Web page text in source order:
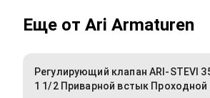
Еще от Ari Armaturen
Регулирующий клапан ARI-STEVI
1 1/2 Приварной встык Проходной